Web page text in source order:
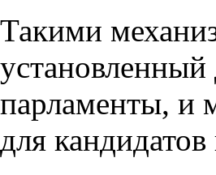
Такими
парламенты, и
для